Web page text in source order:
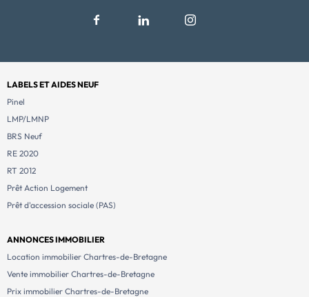
LABELS ET AIDES NEUF
Pinel
LMP/LMNP
BRS Neuf
RE 2020
RT 2012
Prêt Action Logement
Prêt d'accession sociale (PAS)
ANNONCES IMMOBILIER
Location immobilier Chartres-de-Bretagne
Vente immobilier Chartres-de-Bretagne
Prix immobilier Chartres-de-Bretagne